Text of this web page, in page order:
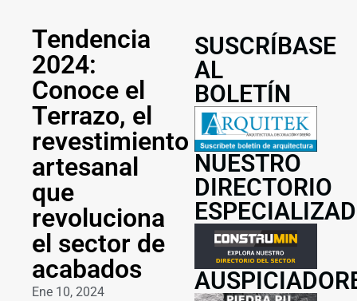
Tendencia
2024:
Conoce el
Terrazo, el
revestimiento
artesanal
que
revoluciona
el sector de
acabados
Ene 10, 2024
SUSCRÍBASE
AL
BOLETÍN
NUESTRO
DIRECTORIO